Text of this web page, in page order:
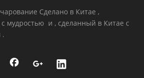
Сделано в Китае ,
мудростью и , сделанный в Китае с
.